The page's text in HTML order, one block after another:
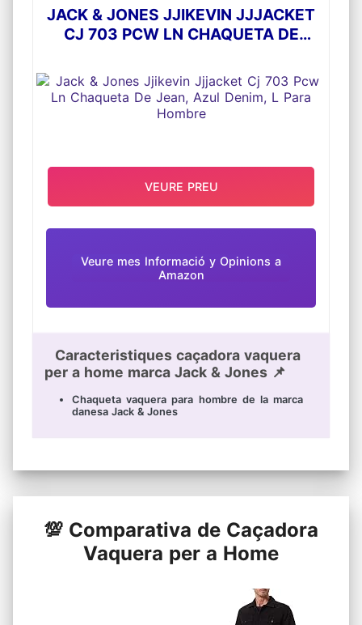
JACK & JONES JJIKEVIN JJJACKET
CJ 703 PCW LN CHAQUETA DE
Veure mes Informació y Opinions a
Amazon
Caracteristiques caçadora vaquera
per a home marca Jack & Jones 📌
Chaqueta vaquera para hombre de la marca
danesa Jack & Jones
VEURE PREU
💯 Comparativa de Caçadora
Vaquera per a Home